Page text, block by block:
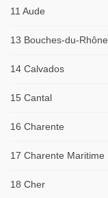
11 Aude
13 Bouches-du-Rhône
14 Calvados
15 Cantal
16 Charente
17 Charente Maritime
18 Cher